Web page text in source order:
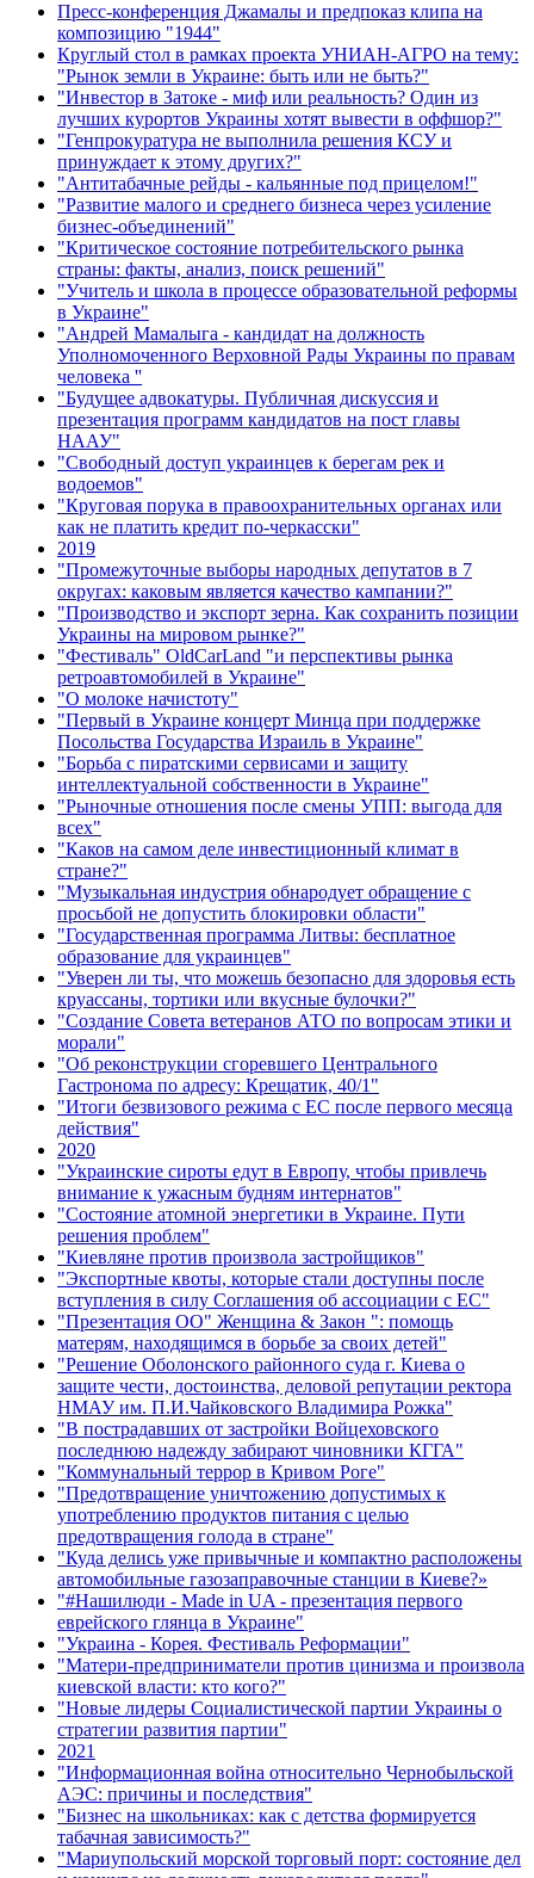
Пресс-конференция Джамалы и предпоказ клипа на
композицию "1944"
Круглый стол в рамках проекта УНИАН-АГРО на тему:
"Рынок земли в Украине: быть или не быть?"
"Инвестор в Затоке - миф или реальность? Один из
лучших курортов Украины хотят вывести в оффшор?"
"Генпрокуратура не выполнила решения КСУ и
принуждает к этому других?"
"Антитабачные рейды - кальянные под прицелом!"
"Развитие малого и среднего бизнеса через усиление
бизнес-объединений"
"Критическое состояние потребительского рынка
страны: факты, анализ, поиск решений"
"Учитель и школа в процессе образовательной реформы
в Украине"
"Андрей Мамалыга - кандидат на должность
Уполномоченного Верховной Рады Украины по правам
человека ''
"Будущее адвокатуры. Публичная дискуссия и
презентация программ кандидатов на пост главы
НААУ"
"Свободный доступ украинцев к берегам рек и
водоемов"
"Круговая порука в правоохранительных органах или
как не платить кредит по-черкасски"
2019
"Промежуточные выборы народных депутатов в 7
округах: каковым является качество кампании?"
"Производство и экспорт зерна. Как сохранить позиции
Украины на мировом рынке?"
"Фестиваль" OldCarLand "и перспективы рынка
ретроавтомобилей в Украине"
"О молоке начистоту"
"Первый в Украине концерт Минца при поддержке
Посольства Государства Израиль в Украине"
"Борьба с пиратскими сервисами и защиту
интеллектуальной собственности в Украине"
"Рыночные отношения после смены УПП: выгода для
всех"
"Каков на самом деле инвестиционный климат в
стране?"
"Музыкальная индустрия обнародует обращение с
просьбой не допустить блокировки области"
"Государственная программа Литвы: бесплатное
образование для украинцев"
"Уверен ли ты, что можешь безопасно для здоровья есть
круассаны, тортики или вкусные булочки?"
"Создание Совета ветеранов АТО по вопросам этики и
морали"
"Об реконструкции сгоревшего Центрального
Гастронома по адресу: Крещатик, 40/1"
"Итоги безвизового режима с ЕС после первого месяца
действия"
2020
"Украинские сироты едут в Европу, чтобы привлечь
внимание к ужасным будням интернатов"
"Состояние атомной энергетики в Украине. Пути
решения проблем"
"Киевляне против произвола застройщиков"
"Экспортные квоты, которые стали доступны после
вступления в силу Соглашения об ассоциации с ЕС"
"Презентация ОО" Женщина & Закон ": помощь
матерям, находящимся в борьбе за своих детей"
"Решение Оболонского районного суда г. Киева о
защите чести, достоинства, деловой репутации ректора
НМАУ им. П.И.Чайковского Владимира Рожка"
"В пострадавших от застройки Войцеховского
последнюю надежду забирают чиновники КГГА"
"Коммунальный террор в Кривом Роге"
"Предотвращение уничтожению допустимых к
употреблению продуктов питания с целью
предотвращения голода в стране"
"Куда делись уже привычные и компактно расположены
автомобильные газозаправочные станции в Киеве?»
"#Нашилюди - Made in UA - презентация первого
еврейского глянца в Украине"
"Украина - Корея. Фестиваль Реформации"
"Матери-предприниматели против цинизма и произвола
киевской власти: кто кого?"
"Новые лидеры Социалистической партии Украины о
стратегии развития партии"
2021
"Информационная война относительно Чернобыльской
АЭС: причины и последствия"
"Бизнес на школьниках: как с детства формируется
табачная зависимость?"
"Мариупольский морской торговый порт: состояние дел